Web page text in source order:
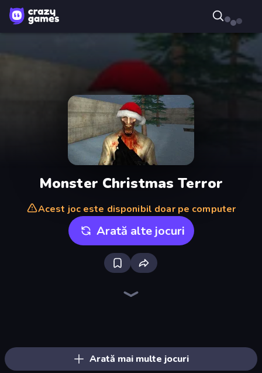
Monster Christmas Terror
Acest joc este disponibil doar pe computer
Arată alte jocuri
Arată mai multe jocuri